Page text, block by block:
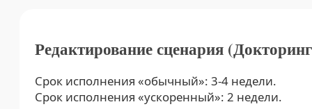
Редактирование сценария
Срок исполнения «обычный»: 3-4 недели.
Срок исполнения «ускоренный»: 2 недели.